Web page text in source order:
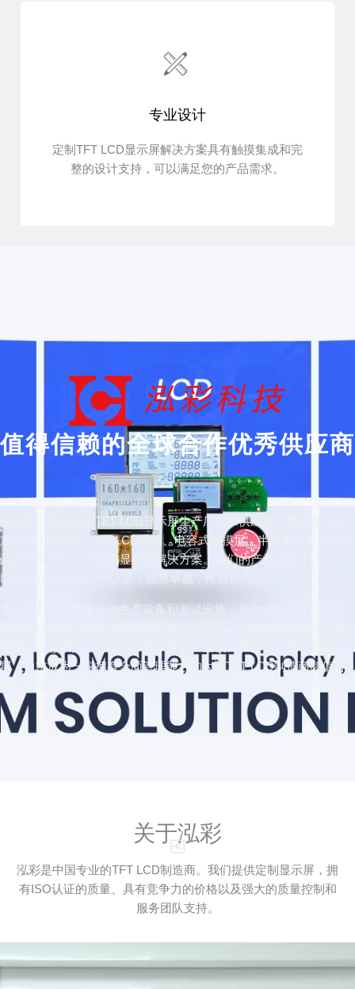
专业设计
定制TFT LCD显示屏解决方案具有触摸集成和完
整的设计支持，可以满足您的产品需求。
值得信赖的全球合作优秀供应商
泓彩是中国专业的TFT LCD显示屏生产厂家和供应商。我们专注于
定制TFT显示屏、IPS LCD屏幕、电容式触摸屏、半透半反显示屏以
及高亮度TFT LCD液晶显示屏解决方案。我们的产品通过了
我们拥有先进的全自动生产设备和测试设施，并由经验丰富的工程
靠性。泓彩致力于TFT LCD显示屏的工业设计和应用，并不断拓
展，力求成为一家拥有全面管理能力的大型TFT LCD制造商和值得
关于泓彩
泓彩是中国专业的TFT LCD制造商。我们提供定制显示屏，拥
有ISO认证的质量、具有竞争力的价格以及强大的质量控制和
服务团队支持。